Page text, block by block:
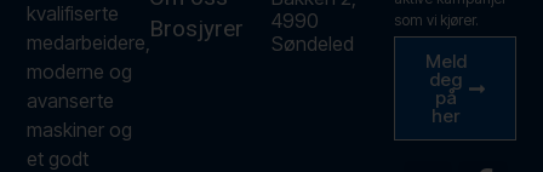
kvalifiserte
medarbeidere,
moderne og
avanserte
maskiner og
et godt
Brosjyrer
4990
Søndeled
som vi kjører.
Meld
deg
på
her